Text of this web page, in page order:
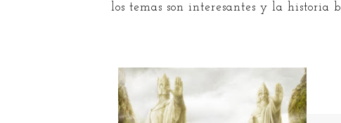
los temas son interesantes y la historia